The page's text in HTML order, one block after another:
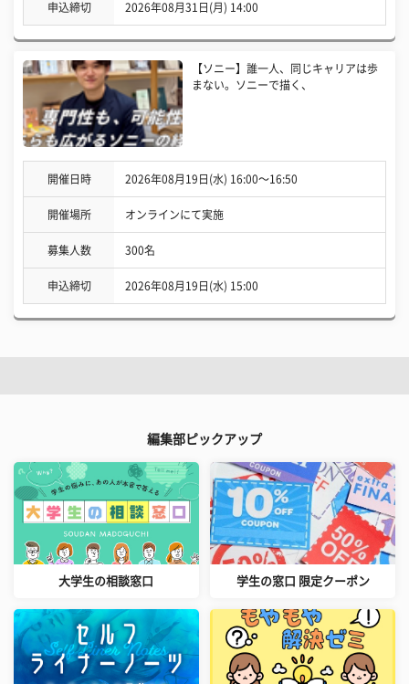
申込締切 2026年08月31日(月) 14:00
【ソニー】誰一人、同じキャリアは歩
まない。ソニーで描く、
開催日時 2026年08月19日(水) 16:00〜16:50
開催場所 オンラインにて実施
募集人数 300名
申込締切 2026年08月19日(水) 15:00
編集部ピックアップ
大学生の相談窓口 学生の窓口 限定クーポン